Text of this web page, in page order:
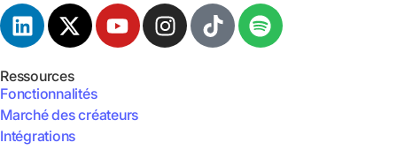
Ressources
Fonctionnalités
Marché des créateurs
Intégrations